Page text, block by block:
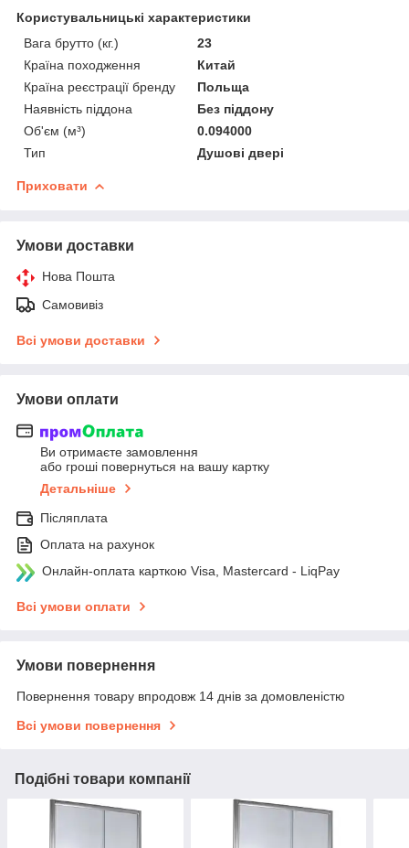
Користувальницькі характеристики
Вага брутто (кг.)
23
Країна походження
Китай
Країна реєстрації бренду
Польща
Наявність піддона
Без піддону
Об'єм (м³)
0.094000
Тип
Душові двері
Приховати
Умови доставки
Нова Пошта
Самовивіз
Всі умови доставки
Умови оплати
Ви отримаєте замовлення
або гроші повернуться на вашу картку
Детальніше
Післяплата
Оплата на рахунок
Онлайн-оплата карткою Visa, Mastercard - LiqPay
Всі умови оплати
Умови повернення
Повернення товару впродовж 14 днів за домовленістю
Всі умови повернення
Подібні товари компанії